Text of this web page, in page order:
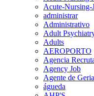
Acute-Nursing-
administrar
Administrativo
Adult
Adults
AEROPORTO
Agencia
Agency Job
Agente de
águeda